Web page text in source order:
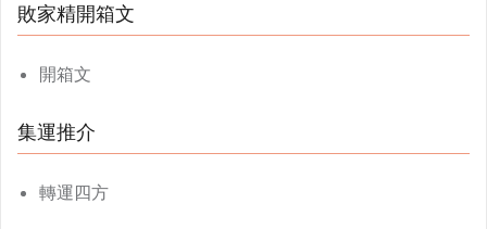
敗家精開箱文
開箱文
集運推介
轉運四方